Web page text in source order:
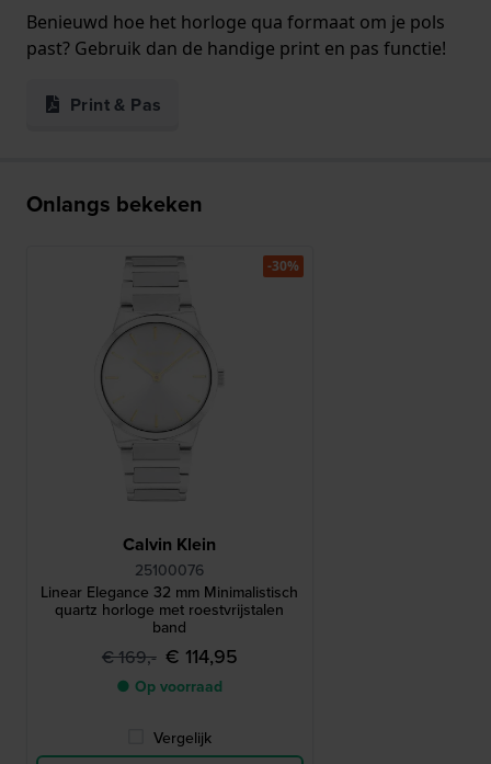
Benieuwd hoe het horloge qua formaat om je pols
past? Gebruik dan de handige print en pas functie!
Print & Pas
Onlangs bekeken
Calvin Klein
25100076
Linear Elegance 32 mm Minimalistisch
quartz horloge met roestvrijstalen
band
€ 169,- € 114,95
● Op voorraad
Vergelijk
-30%